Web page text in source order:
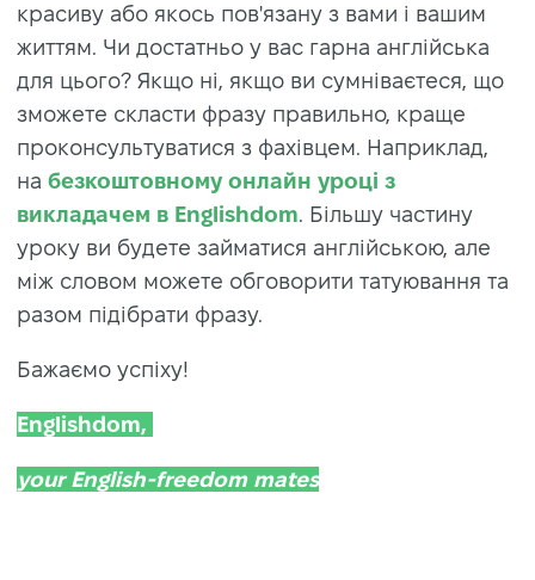
красиву або якось пов'язану з вами і вашим
життям. Чи достатньо у вас гарна англійська
для цього? Якщо ні, якщо ви сумніваєтеся, що
зможете скласти фразу правильно, краще
проконсультуватися з фахівцем. Наприклад,
на безкоштовному онлайн уроці з
викладачем в Englishdom. Більшу частину
уроку ви будете займатися англійською, але
між словом можете обговорити татуювання та
разом підібрати фразу.
Бажаємо успіху!
Englishdom,
your English-freedom mates